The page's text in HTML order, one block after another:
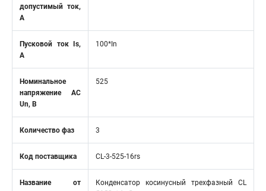
допустимый ток,
А
Пусковой ток Is,
А
100*In
Номинальное
напряжение АС
Un, В
525
Количество фаз 3
Код поставщика CL-3-525-16rs
Название от
Конденсатор косинусный трехфазный CL